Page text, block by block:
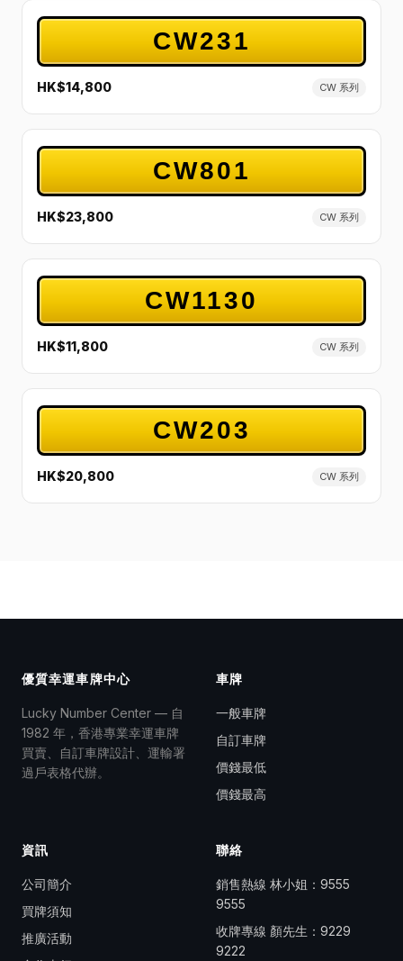
CW231
HK$14,800 CW 系列
CW801
HK$23,800 CW 系列
CW1130
HK$11,800 CW 系列
CW203
HK$20,800 CW 系列
優質幸運車牌中心
Lucky Number Center — 自
1982 年，香港專業幸運車牌
買賣、自訂車牌設計、運輸署
過戶表格代辦。
車牌
一般車牌
自訂車牌
價錢最低
價錢最高
資訊
公司簡介
買牌須知
推廣活動
聯絡
銷售熱線 林小姐： 9555
9555
收牌專線 顏先生： 9229
9222